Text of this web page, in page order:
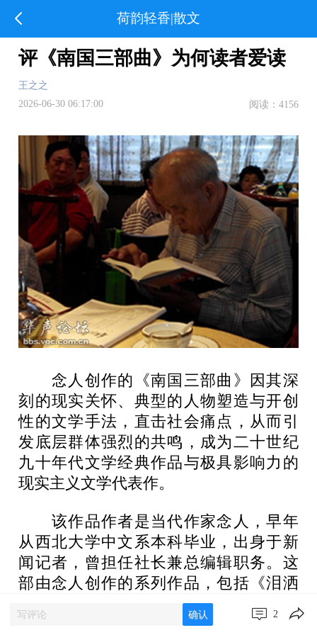
荷韵轻香|散文
评《南国三部曲》为何读者爱读
王之之
2026-06-30 06:17:00
阅读：4156
念人创作的《南国三部曲》因其深
刻的现实关怀、典型的人物塑造与开创
性的文学手法，直击社会痛点，从而引
发底层群体强烈的共鸣，成为二十世纪
九十年代文学经典作品与极具影响力的
现实主义文学代表作。
该作品作者是当代作家念人，早年
从西北大学中文系本科毕业，出身于新
闻记者，曾担任社长兼总编辑职务。这
部由念人创作的系列作品，包括《泪洒
珠江》《哭泣的白云山》《愤怒的玉
兰》分别聚焦女大学生、工人、基层干
确认 2